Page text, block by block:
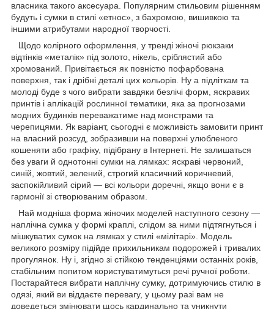
власника такого аксесуара. Популярним стильовим рішенням
будуть і сумки в стилі «етнос», з бахромою, вишивкою та
іншими атрибутами народної творчості.
Щодо колірного оформлення, у тренді жіночі рюкзаки
відтінків «металік» під золото, нікель, сріблястий або
хромований. Привітається як повністю пофарбована
поверхня, так і дрібні деталі цих кольорів. Ну а підліткам та
молоді буде з чого вибрати завдяки безлічі форм, яскравих
принтів і аплікацій рослинної тематики, яка за прогнозами
модних будинків переважатиме над монстрами та
черепицями. Як варіант, сьогодні є можливість замовити принт
на власний розсуд, зобразивши на поверхні улюбленого
кошеняти або графіку, підібрану в Інтернеті. Не залишаться
без уваги й однотонні сумки на лямках: яскраві червоний,
синій, жовтий, зелений, строгий класичний коричневий,
заспокійливий сірий — всі кольори доречні, якщо вони є в
гармонії зі створюваним образом.
Най модніша форма жіночих моделей наступного сезону —
наплічна сумка у формі краплі, слідом за ними підтягнуться і
мішкуватих сумок на лямках у стилі «мілітарі». Модель
великого розміру підійде прихильникам подорожей і тривалих
прогулянок. Ну і, згідно зі стійкою тенденціями останніх років,
стабільним попитом користуватимуться речі ручної роботи.
Постарайтеся вибрати наплічну сумку, дотримуючись стилю в
одязі, який ви віддаєте перевагу, у цьому разі вам не
доведеться змінювати щось кардинально та уникнути